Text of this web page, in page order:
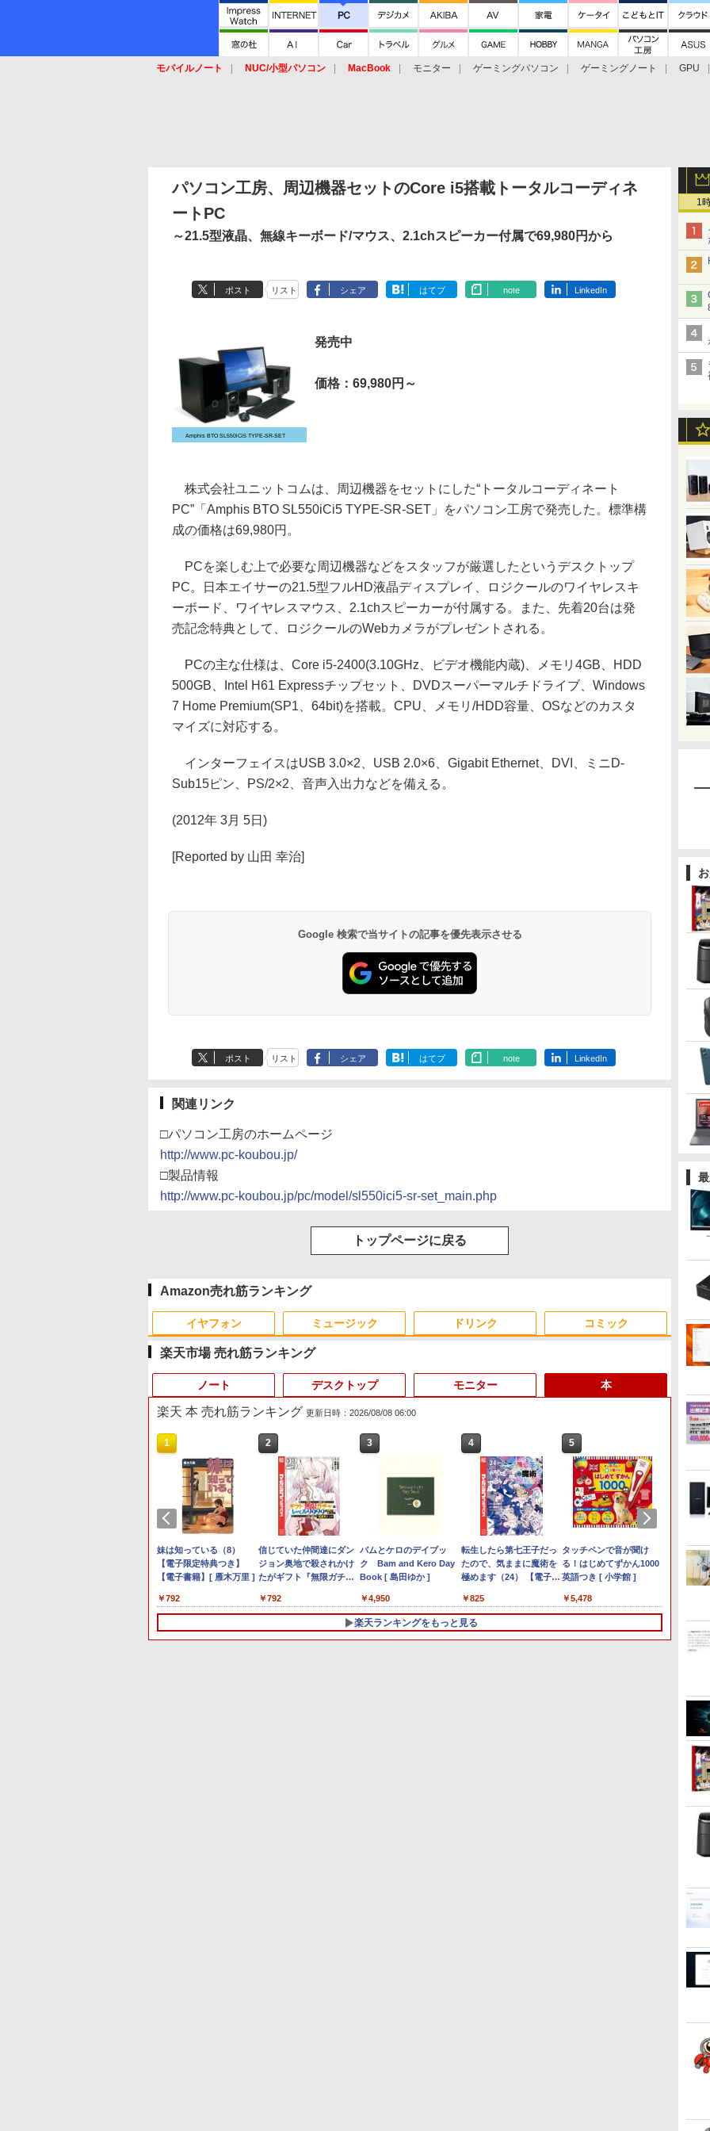
モバイルノート NUC/小型パソコン MacBook モニター ゲーミングパソコン ゲーミングノート
GPU
1
パソコン工房、周辺機器セットのCore i5搭載トータルコーディネ
ートPC
～21.5型液晶、無線キーボード/マウス、2.1chスピーカー付属で69,980円から
ポスト リスト シェア はてブ note LinkedIn
Amphis BTO SL550iCi5 TYPE-SR-SET
発売中
価格：69,980円～
株式会社ユニットコムは、周辺機器をセットにした“トータルコーディネート
PC”「Amphis BTO SL550iCi5 TYPE-SR-SET」をパソコン工房で発売した。標準構
成の価格は69,980円。
PCを楽しむ上で必要な周辺機器などをスタッフが厳選したというデスクトップ
PC。日本エイサーの21.5型フルHD液晶ディスプレイ、ロジクールのワイヤレスキ
ーボード、ワイヤレスマウス、2.1chスピーカーが付属する。また、先着20台は発
売記念特典として、ロジクールのWebカメラがプレゼントされる。
PCの主な仕様は、Core i5-2400(3.10GHz、ビデオ機能内蔵)、メモリ4GB、HDD
500GB、Intel H61 Expressチップセット、DVDスーパーマルチドライブ、Windows
7 Home Premium(SP1、64bit)を搭載。CPU、メモリ/HDD容量、OSなどのカスタ
マイズに対応する。
インターフェイスはUSB 3.0×2、USB 2.0×6、Gigabit Ethernet、DVI、ミニD-
Sub15ピン、PS/2×2、音声入出力などを備える。
(2012年 3月 5日)
[Reported by 山田 幸治]
Google 検索で当サイトの記事を優先表示させる
ポスト リスト シェア はてブ note LinkedIn
関連リンク
□パソコン工房のホームページ
http://www.pc-koubou.jp/
□製品情報
http://www.pc-koubou.jp/pc/model/sl550ici5-sr-set_main.php
トップページに戻る
Amazon売れ筋ランキング
イヤフォン
Anker Soundcore P40i
オフホワイト
￥7,990
Anker Soundcore P31i
ブラック
￥5,990
Liberty 5 ミッドナイト
【2026年アップグレー
ド版】AOKIMI ワイヤ
レスイヤホン
bluetooth イヤホン
V12 小型軽量 ブルート
ゥースHi-Fi 最大36時間
再生 ぶるーとゅーす コ
ードレス ENCノイズキ
リング Type-C充電 マ
イク付き 防水 タッチ式
音量調整 スポーツ/通
￥1,964
Xiaomi シャオミ REDMI
Buds 8 Lite ワイヤレス
イヤホン Bluetooth 5.4
ノイズキャンセリング
ミュージック
BRUCE WAYNE feat.
Flo Milli, ATL Jacob
[Explicit]
￥250
BRUCE WAYNE feat.
Flo Milli, ATL Jacob
[Explicit]
￥250
On My Road (Stadium
￥250
BUGS LIFE
￥250
ドリンク
【Amazon.co.jp限定】
い・ろ・は・す 2L PET
ラベルレス ×8本
￥1,112
by Amazon 天然水 ラ
ベルレス 500ml ×24本
富士山の天然水 バナジ
ウム含有 水 ミネラルウ
ォーター ペットボトル
静岡県産 500ミリリッ
トル (Smart Basic)
￥1,380
ルレス 2L×9本
￥1,117
by Amazon 炭酸水 ラ
ベルレス 500ml ×24本
強炭酸水 ペットボトル
500ミリリットル
(Smart Basic)
￥1,625
コカ・コーラ やかんの麦
茶 from 爽健美茶 ラベル
レス 650mlPET×24本
コミック
薬屋のひとりごと 17巻
(デジタル版ビッグガン
ガンコミックス)
￥770
異世界居酒屋「のぶ」
(22) (角川コミックス・
エース)
￥832
115 (ジャンプコミック
HUNTER×HUNTER モ
ノクロ版 39 (ジャンプ
コミックスDIGITAL)
￥572
スーパーの裏でヤニ吸う
ふたり 9巻 (デジタル版ビ
ッグガンガンコミックス)
楽天市場 売れ筋ランキング
ノート
1
【新品】14インチワイド液晶 フルHD ノー
トパソコン office付き Intel Pentium
GOLD 6500Y メモリ8GB M.2 SATA
Bluetooth 無線LAN Windows11 JIS規格
日本語配列キーボード ノートPC
win11【NC14J】
￥34,800
本日超得 P5倍｜MS Office 2024 H&B 搭載
｜中古 2in1 ノートパソコン Windows11
Office付き｜HP Elite Dragonfly 2in1｜
256GB 13.3型 FHD 1,920×1,080 タッチパ
ネル WEBカメラ LTE 対応｜中古 パソコン
2-in-1 タブレットPC
中古ノートパソコン Panasonic Let's note
CF-LV9 14型FHD 第10世代Core i7-
10810U メモリ16GB／SSD256GB・
Type-C Windows 11 WPS Office
1
【新
トパ
GOLD
win11
デスクトップ
1
ポイント10倍 送料無料 中古パソコン
Windows 11 Pro 64bit 搭載 DELL
OptiPlex シリーズ（7010等） Core i7 第3
8G/HDD500GB/DVD-ROM/激安セール
￥19,800
＼11日まで限定価格／ゲーミングPC セッ
ト 新品 RTX5060 Ryzen7 5700X メモリ
16GB SSD500GB Windows11 デスクトッ
保証 高性能 配信 動画編集 eスポーツ 初心
者 一式 ゲーミングパソコン デスクトップ
パソコン
￥181,070
LENOVO レノボ ThinkStation
PGX(30KL0005JP)
1
ポイ
モニター
1
中古品 | 24インチワイド液晶モ
ニター | 黒色系で品番は店長に
おまかせ！枠部分はなるべく細
ル付属】【30日保証】
￥5,280
＼本日限定500円値下げ／＼楽
天1位！2026年最新の超軽量超
薄型／モバイルモニター 15.6イ
パネル バッテリー内蔵 無線接
続 12モデル選択 非光沢 IPSパネ
ル Type-C HDMI 軽量 薄型 リモ
＼セール中6000円OFF／ グリー
ンハウス ゲーミングモニター デ
ィスプレイ ホワイト 23.8型
グレア ゲーミングディスプレイ
モニター 液晶 VESA 壁掛け
144hz PS5 Switch PR02 GH-
【2,000円クーポン＋P最大
31.5%還元！】ゲーミングモニ
ター 27インチモニター 液晶デ
Fast IPS 200Hz 1ms(MPRT)
124%sRGB 低ブルーライトフ
リッカーフリーFreeSync & G-
￥23,731
1
中古品
ニター
おまか
本
楽天 本 売れ筋ランキング 更新日時：2026/08/08 06:00
1
妹は知っている（8）
【電子限定特典つき】
【電子書籍】[ 雁木万里 ]
￥792
2
信じていた仲間達にダン
ジョン奥地で殺されかけ
たがギフト『無限ガチ
達を手に入れて元パーテ
ィーメンバーと世界に復
讐＆『ざまぁ！』しま
￥792
3
バムとケロのデイブッ
ク Bam and Kero Day
Book [ 島田ゆか ]
￥4,950
4
転生したら第七王子だっ
たので、気ままに魔術を
極めます（24） 【電子書
￥825
5
タッチペンで音が聞け
る！はじめてずかん1000
英語つき [ 小学館 ]
￥5,478
6
プログ
数学
楽天ランキングをもっと見る